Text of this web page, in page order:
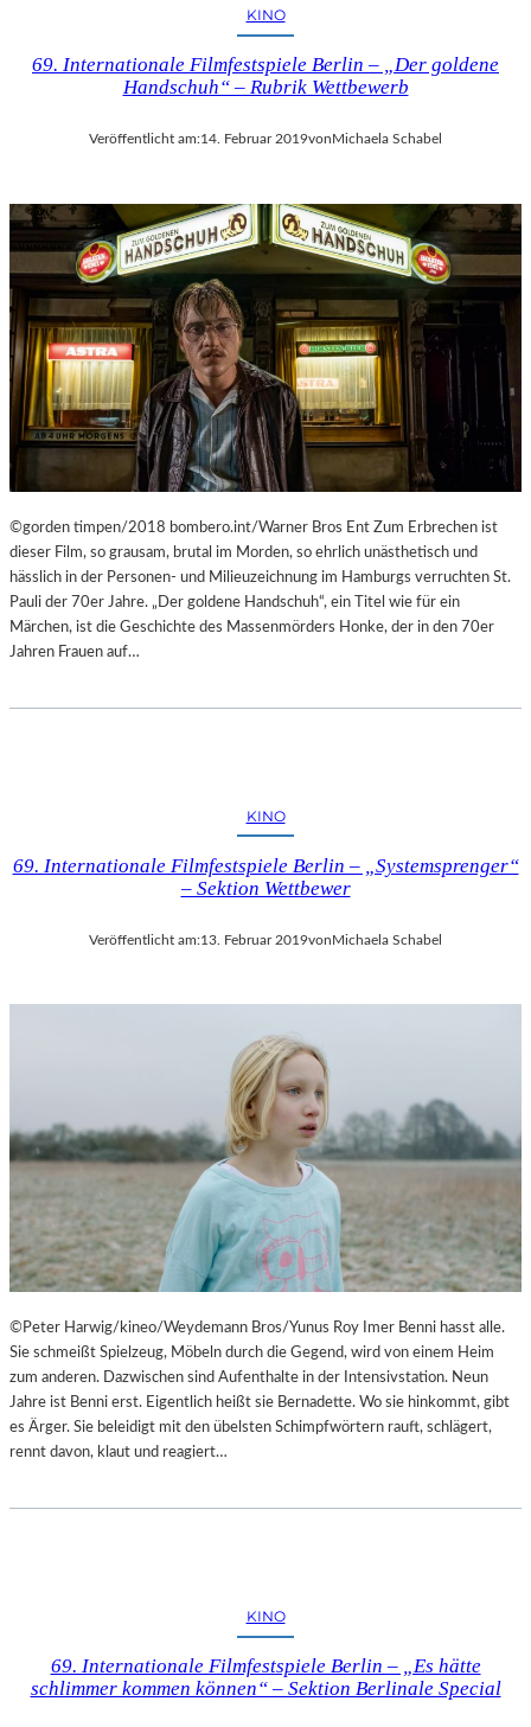
V
N
I
V
E
R
M
U
M
M
I
N
D
E
G
A
L
E
R
L
KINO
69. Internationale Filmfestspiele Berlin – „Der goldene
Handschuh“ – Rubrik Wettbewerb
Veröffentlicht am:14. Februar 2019von Michaela Schabel
©gorden timpen/2018 bombero.int/Warner Bros Ent Zum Erbrechen ist
dieser Film, so grausam, brutal im Morden, so ehrlich unästhetisch und
hässlich in der Personen- und Milieuzeichnung im Hamburgs verruchten St.
Pauli der 70er Jahre. „Der goldene Handschuh“, ein Titel wie für ein
Märchen, ist die Geschichte des Massenmörders Honke, der in den 70er
Jahren Frauen auf…
KINO
69. Internationale Filmfestspiele Berlin – „Systemsprenger“
– Sektion Wettbewer
Veröffentlicht am:13. Februar 2019vonMichaela Schabel
©Peter Harwig/kineo/Weydemann Bros/Yunus Roy Imer Benni hasst alle.
Sie schmeißt Spielzeug, Möbeln durch die Gegend, wird von einem Heim
zum anderen. Dazwischen sind Aufenthalte in der Intensivstation. Neun
Jahre ist Benni erst. Eigentlich heißt sie Bernadette. Wo sie hinkommt, gibt
es Ärger. Sie beleidigt mit den übelsten Schimpfwörtern rauft, schlägert,
rennt davon, klaut und reagiert…
KINO
69. Internationale Filmfestspiele Berlin – „Es hätte
schlimmer kommen können“ – Sektion Berlinale Special